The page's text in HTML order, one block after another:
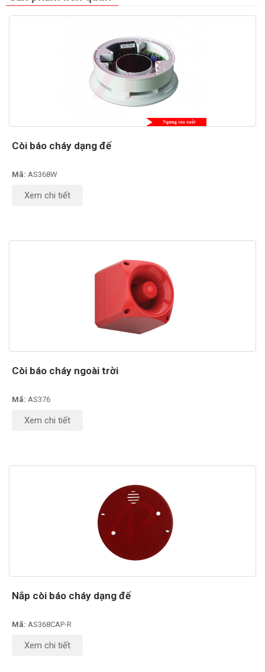
Còi báo cháy dạng đế
Mã: AS368W
Xem chi tiết
Còi báo cháy ngoài trời
Mã: AS376
Xem chi tiết
Nắp còi báo cháy dạng đế
Mã: AS368CAP-R
Xem chi tiết